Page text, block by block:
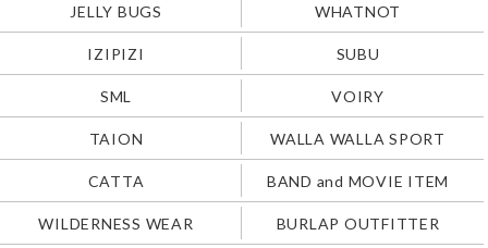
JELLY BUGS WHATNOT
IZIPIZI SUBU
SML VOIRY
TAION WALLA WALLA SPORT
CATTA BAND and MOVIE ITEM
WILDERNESS WEAR BURLAP OUTFITTER